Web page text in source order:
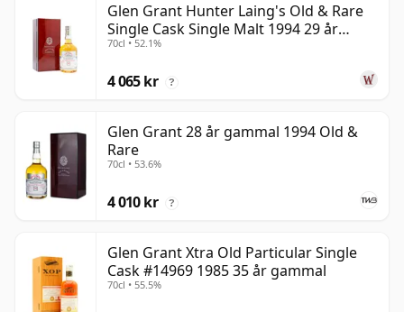
Glen Grant Hunter Laing's Old & Rare
Single Cask Single Malt 1994 29 år
gammal
70cl • 52.1%
4 065 kr ?
Glen Grant 28 år gammal 1994 Old &
Rare
70cl • 53.6%
4 010 kr ?
Glen Grant Xtra Old Particular Single
Cask #14969 1985 35 år gammal
70cl • 55.5%